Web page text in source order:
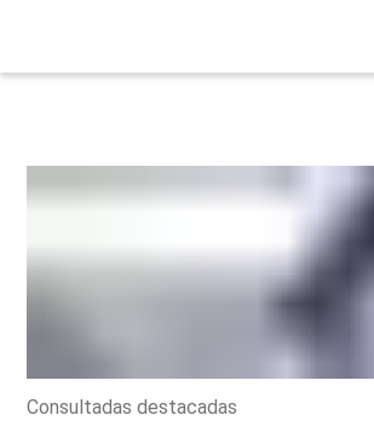
Consultadas destacadas